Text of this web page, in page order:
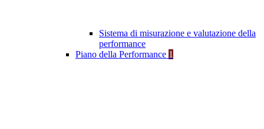
Sistema di misurazione e valutazione della
performance
Piano della Performance 1